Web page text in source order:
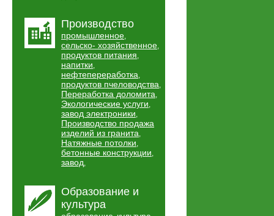
Производство
промышленное,
сельско- хозяйственное,
продуктов питания,
напитки,
нефтепереработка,
продуктов пчеловодства,
Переработка доломита,
Экологические услуги,
завод электроники,
Производство продажа
изделий из гранита,
Натяжные потолки,
бетонные конструкции,
завод,
Образование и
культура